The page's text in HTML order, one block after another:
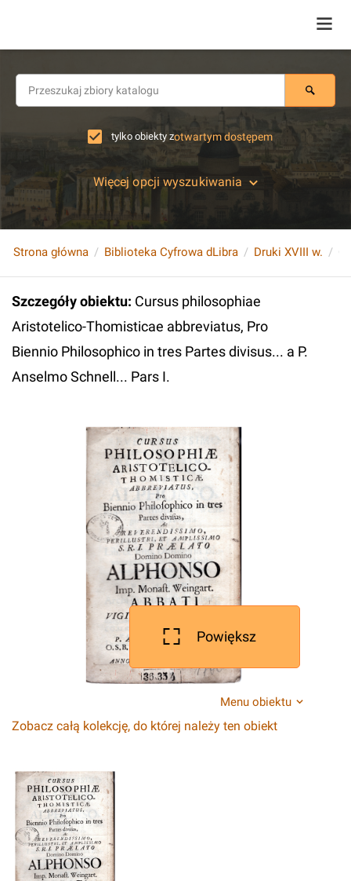
tylko obiekty zotwartym dostępem
Więcej opcji wyszukiwania
Strona główna Biblioteka Cyfrowa dLibra Druki XVIII w.
Szczegóły obiektu: Cursus philosophiae
Aristotelico-Thomisticae abbreviatus, Pro
Biennio Philosophico in tres Partes divisus... a P.
Anselmo Schnell... Pars I.
Powiększ
Menu obiektu
Zobacz całą kolekcję, do której należy ten obiekt